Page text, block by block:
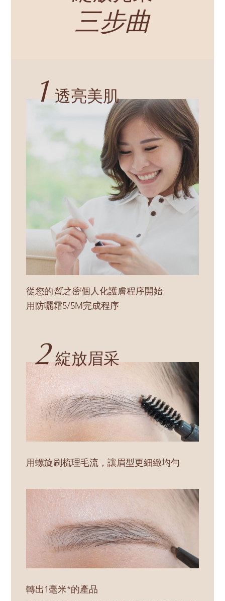
三步曲
1 透亮美肌
從您的皙之密個人化護膚程序開始
用防曬霜5/5M完成程序
2綻放眉采
用螺旋刷梳理毛流，讓眉型更細緻均勻
轉出1毫米*的產品